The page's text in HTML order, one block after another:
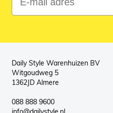
Daily Style Warenhuizen BV
Witgoudweg 5
1362JD Almere
088 888 9600